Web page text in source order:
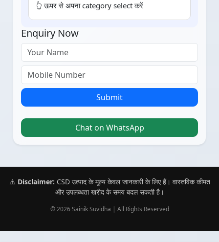
👆 ऊपर से अपना category select करें
Enquiry Now
Submit
Chat on WhatsApp
⚠️ Disclaimer: CSD उत्पाद के मूल्य केवल जानकारी के लिए हैं। वास्तविक कीमत
और उपलब्धता खरीद के समय बदल सकती है।
© 2026 Sainik Suvidha | All Rights Reserved